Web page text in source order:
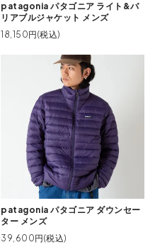
patagonia パタゴニア ライト&バ
リアブルジャケット メンズ
18,150円(税込)
patagonia パタゴニア ダウンセー
ター メンズ
39,600円(税込)